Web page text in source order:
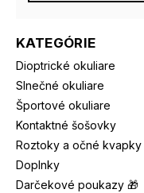
KATEGÓRIE
Dioptrické okuliare
Slnečné okuliare
Športové okuliare
Kontaktné šošovky
Roztoky a očné kvapky
Doplnky
Darčekové poukazy 🎁